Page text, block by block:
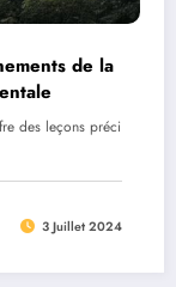
de la
des leçons préci
3 Juillet 2024